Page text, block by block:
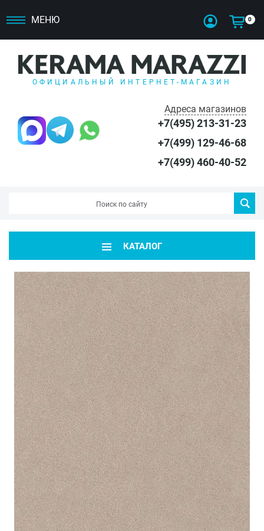
МЕНЮ 0
ОФИЦИАЛЬНЫЙ ИНТЕРНЕТ-МАГАЗИН
Адреса магазинов
+7(495) 213-31-23
+7(499) 129-46-68
+7(499) 460-40-52
КАТАЛОГ